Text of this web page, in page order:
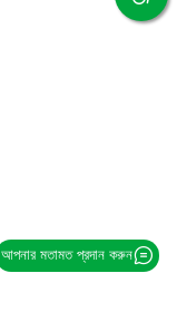
আপনার মতামত প্রদান করুন